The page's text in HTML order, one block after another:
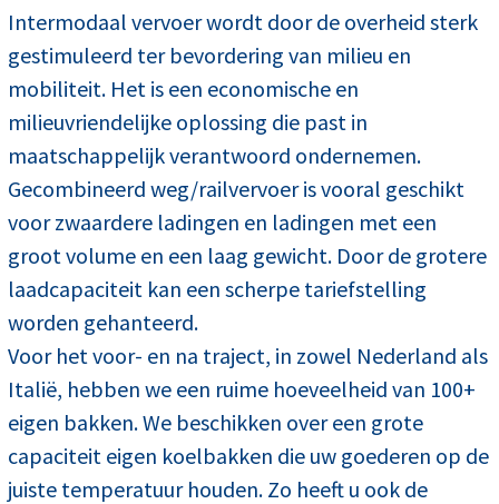
Intermodaal vervoer wordt door de overheid sterk
gestimuleerd ter bevordering van milieu en
mobiliteit. Het is een economische en
milieuvriendelijke oplossing die past in
maatschappelijk verantwoord ondernemen.
Gecombineerd weg/railvervoer is vooral geschikt
voor zwaardere ladingen en ladingen met een
groot volume en een laag gewicht. Door de grotere
laadcapaciteit kan een scherpe tariefstelling
worden gehanteerd.
Voor het voor- en na traject, in zowel Nederland als
Italië, hebben we een ruime hoeveelheid van 100+
eigen bakken. We beschikken over een grote
capaciteit eigen koelbakken die uw goederen op de
juiste temperatuur houden. Zo heeft u ook de